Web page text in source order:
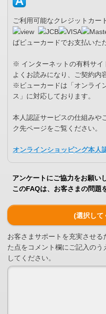
ご利用可能なクレジットカー
ばビューカードでお支払いた
※ インターネットの有料サイ
よくお読みになり、ご契約内
※ビューカードは「オンライ
ス」に対応しております。
本人認証サービスの仕組みや
ク先ページをご覧ください。
オンラインショッピング本人
アンケートにご協力をお願い
このFAQは、お客さまの問題
(選択して
お客さまサポートを充実させ
た点をコメント欄にご記入の
してください。